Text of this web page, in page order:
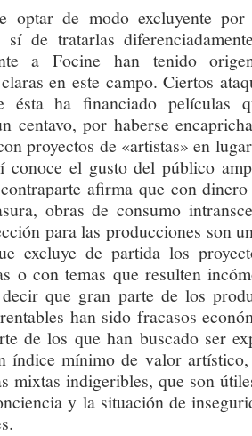
optar de modo excluyente
sí de tratarlas
a Focine han tenido
en este campo. Ciertos
ésta ha financiado películas
centavo, por haberse
proyectos de «artistas» en
conoce el gusto del público
afirma que con
obras de consumo
para las producciones son
excluye de partida los
o con temas que resulten
que gran parte de los
han sido fracasos
de los que han buscado ser
índice mínimo de valor
mixtas indigeribles, que son
y la situación de